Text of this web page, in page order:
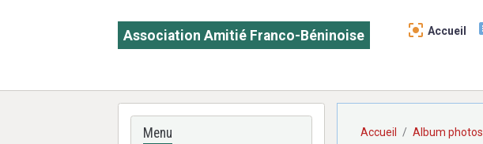
Association Amitié Franco-Béninoise Accueil
Accueil Album photos
Menu